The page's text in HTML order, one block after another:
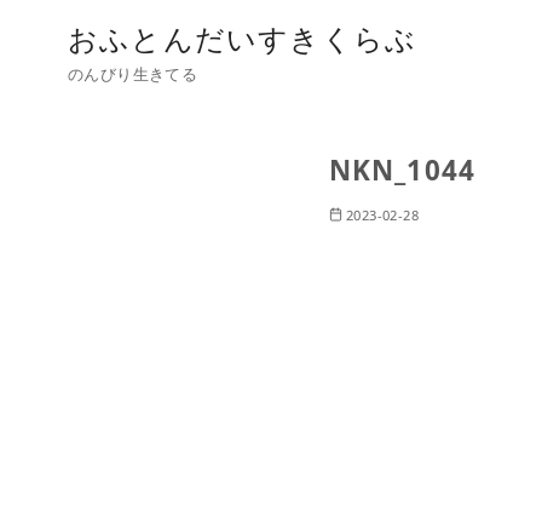
おふとんだいすきくらぶ
のんびり生きてる
NKN_1044
2023-02-28